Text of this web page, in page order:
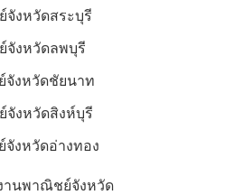
งหวัดสระบุรี
งหวัดลพบุรี
งหวัดชัยนาท
งหวัดสิงห์บุรี
งหวัดอ่างทอง
านพาณิชย์จังหวัด